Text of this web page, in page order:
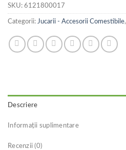
SKU: 6121800017
Categorii: Jucarii - Accesorii Comestibile,
Descriere
Informații suplimentare
Recenzii (0)